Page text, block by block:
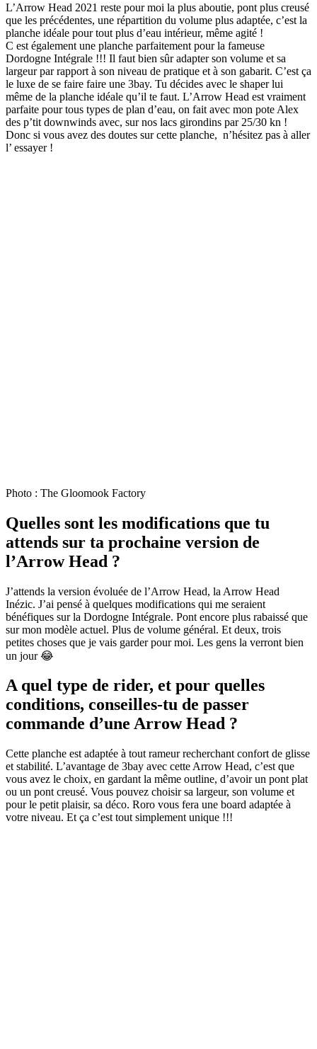
L’Arrow Head 2021 reste pour moi la plus aboutie, pont plus creusé
que les précédentes, une répartition du volume plus adaptée, c’est la
planche idéale pour tout plus d’eau intérieur, même agité !
C est également une planche parfaitement pour la fameuse
Dordogne Intégrale !!! Il faut bien sûr adapter son volume et sa
largeur par rapport à son niveau de pratique et à son gabarit. C’est ça
le luxe de se faire faire une 3bay. Tu décides avec le shaper lui
même de la planche idéale qu’il te faut. L’Arrow Head est vraiment
parfaite pour tous types de plan d’eau, on fait avec mon pote Alex
des p’tit downwinds avec, sur nos lacs girondins par 25/30 kn !
Donc si vous avez des doutes sur cette planche, n’hésitez pas à aller
l’ essayer !
Photo : The Gloomook Factory
Quelles sont les modifications que tu
attends sur ta prochaine version de
l’Arrow Head ?
J’attends la version évoluée de l’Arrow Head, la Arrow Head
Inézic. J’ai pensé à quelques modifications qui me seraient
bénéfiques sur la Dordogne Intégrale. Pont encore plus rabaissé que
sur mon modèle actuel. Plus de volume général. Et deux, trois
petites choses que je vais garder pour moi. Les gens la verront bien
un jour 😂
A quel type de rider, et pour quelles
conditions, conseilles-tu de passer
commande d’une Arrow Head ?
Cette planche est adaptée à tout rameur recherchant confort de glisse
et stabilité. L’avantage de 3bay avec cette Arrow Head, c’est que
vous avez le choix, en gardant la même outline, d’avoir un pont plat
ou un pont creusé. Vous pouvez choisir sa largeur, son volume et
pour le petit plaisir, sa déco. Roro vous fera une board adaptée à
votre niveau. Et ça c’est tout simplement unique !!!